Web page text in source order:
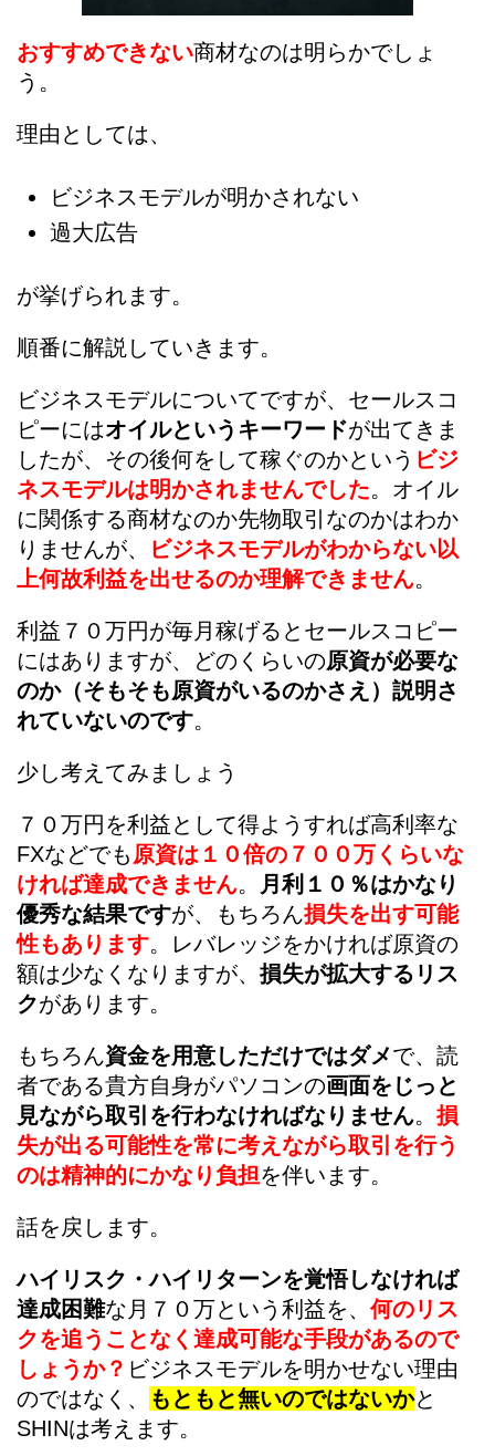
おすすめできない商材なのは明らかでしょ
う。
理由としては、
ビジネスモデルが明かされない
過大広告
が挙げられます。
順番に解説していきます。
ビジネスモデルについてですが、セールスコ
ピーにはオイルというキーワードが出てきま
したが、その後何をして稼ぐのかという ビジ
ネスモデルは明かされませんでした。オイル
に関係する商材なのか先物取引なのかはわか
りませんが、
ビジネスモデルがわからない以
上何故利益を出せるのか理解できません。
利益７０万円が毎月稼げるとセールスコピー
にはありますが、どのくらいの原資が必要な
のか（そもそも原資がいるのかさえ）説明さ
れていないのです。
少し考えてみましょう
７０万円を利益として得ようすれば高利率な
FXなどでも 原資は１０倍の７００万くらいな
ければ達成できません。
月利１０％はかなり
優秀な結果ですが、もちろん損失を出す可能
性もあります。レバレッジをかければ原資の
額は少なくなりますが、 損失が拡大するリス
クがあります。
もちろん資金を用意しただけではダメで、読
者である貴方自身がパソコンの画面をじっと
見ながら取引を行わなければなりません。 損
失が出る可能性を常に考えながら取引を行う
のは精神的にかなり負担を伴います。
話を戻します。
ハイリスク・ハイリターンを覚悟しなければ
達成困難な月７０万という利益を、何のリス
クを追うことなく達成可能な手段があるので
しょうか？ ビジネスモデルを明かせない理由
のではなく、
もともと無いのではないかと
SHINは考えます。